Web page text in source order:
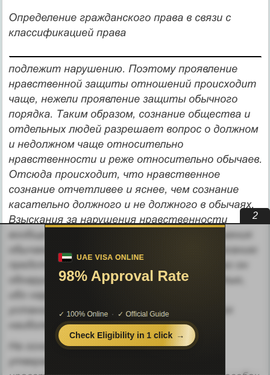
Определение гражданского права в связи с
классификацией права
подлежит нарушению. Поэтому проявление
нравственной защи­ты отношений происходит
чаще, нежели проявление защиты обыч­ного
порядка. Таким образом, сознание общества и
отдельных людей разрешает вопрос о должном
и недолжном чаще относи­тельно
нравственности и реже относительно обычаев.
Отсюда происходит, что нравственное
сознание отчетливее и яснее, чем сознание
касательно должного и не должного в обычаях.
Взыска­ния за нарушения нравственности
вообще мягче, нежели взыска­ния за нарушения
обычаев: в последнем случае повод к взыска­нию
представляется реже, но зато, коль скоро он
обнаружился, налагается со всей резкостью,
ибо нарушение порядка, наиболее
установившегося, всегда представляется
наиболее дерзким.
На основании сказанного мы не можем
утверждать, что ко­рень различия
1